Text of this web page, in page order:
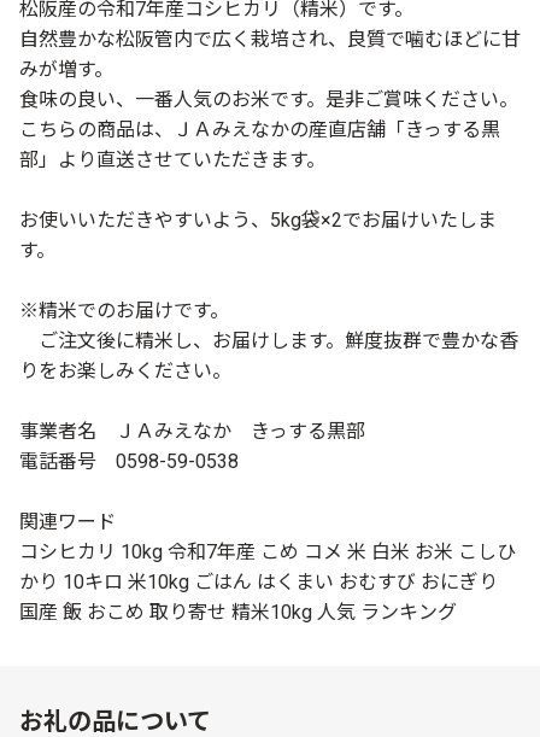
松阪産の令和7年産コシヒカリ（精米）です。
自然豊かな松阪管内で広く栽培され、良質で噛むほどに甘
みが増す。
食味の良い、一番人気のお米です。是非ご賞味ください。
こちらの商品は、ＪＡみえなかの産直店舗「きっする黒
部」より直送させていただきます。
お使いいただきやすいよう、5kg袋×2でお届けいたしま
す。
※精米でのお届けです。
ご注文後に精米し、お届けします。鮮度抜群で豊かな香
りをお楽しみください。
事業者名 ＪＡみえなか きっする黒部
電話番号 0598-59-0538
関連ワード
コシヒカリ 10kg 令和7年産 こめ コメ 米 白米 お米 こしひ
かり 10キロ 米10kg ごはん はくまい おむすび おにぎり
国産 飯 おこめ 取り寄せ 精米10kg 人気 ランキング
お礼の品について